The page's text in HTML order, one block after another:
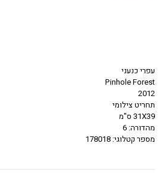
עפרי כנעני
Pinhole Forest
2012
תחריט צילומי
31X39 ס"מ
מהדורה: 6
מספר קטלוגי: 178018